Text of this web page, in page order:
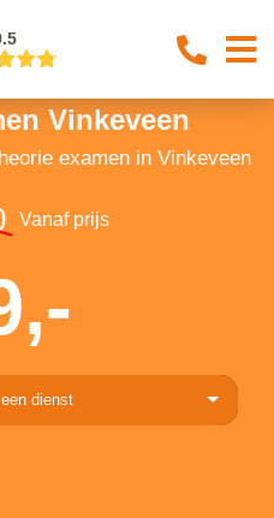
Vinkeveen
examen in Vinkeveen
Vanaf prijs
dienst